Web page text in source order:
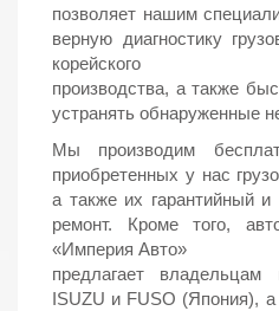
позволяет нашим
верную диагностику
корейского
производства, а также
устранять обнаруженные
Мы производим
приобретенных у нас
а также их гарантийный и
ремонт. Кроме того,
«Империя Авто»
предлагает владельцам
ISUZU и FUSO (Япония),